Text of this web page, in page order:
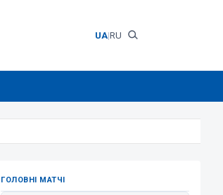
UA|RU
ГОЛОВНІ МАТЧІ